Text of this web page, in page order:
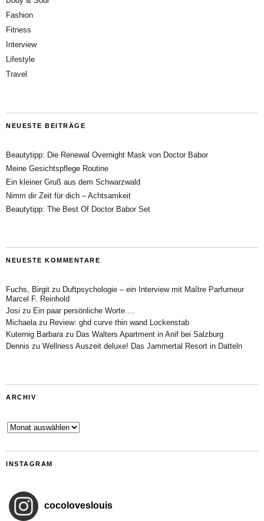
Fashion
Fitness
Interview
Lifestyle
Travel
NEUESTE BEITRÄGE
Beautytipp: Die Renewal Overnight Mask von Doctor Babor
Meine Gesichtspflege Routine
Ein kleiner Gruß aus dem Schwarzwald
Nimm dir Zeit für dich – Achtsamkeit
Beautytipp: The Best Of Doctor Babor Set
NEUESTE KOMMENTARE
Fuchs, Birgit zu Duftpsychologie – ein Interview mit Maître Parfumeur
Marcel F. Reinhold
Josi zu Ein paar persönliche Worte….
Michaela zu Review: ghd curve thin wand Lockenstab
Kuternig Barbara zu Das Walters Apartment in Anif bei Salzburg
Dennis zu Wellness Auszeit deluxe! Das Jammertal Resort in Datteln
ARCHIV
Archiv
INSTAGRAM
cocoloveslouis